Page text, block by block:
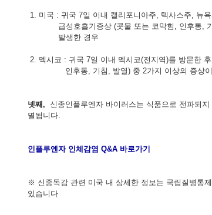
1. 미국 : 귀국 7일 이내 캘리포니아주, 텍사스주, 뉴
급성호흡기증상 (콧물 또는 코막힘, 인후통, 기
발생한 경우
2. 멕시코 : 귀국 7일 이내 멕시코(전지역)를 방문한
인후통, 기침, 발열) 중 2가지 이상의 증상이
넷째, 신종인플루엔자 바이러스는 식품으로 전파되
멸됩니다.
인플루엔자 인체감염 Q&A 바로가기
※ 신종독감 관련 미국 내 상세한 정보는 국립질병통
있습니다
Contacts